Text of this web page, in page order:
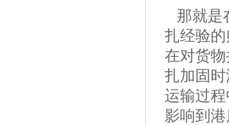
那就是
扎经验
在对货
扎加固
运输过
影响到